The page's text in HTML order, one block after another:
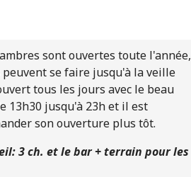
sont ouvertes toute l'année,
se faire jusqu'à la veille
tous les jours avec le beau
13h30 jusqu'à 23h et il est
son ouverture plus tôt.
3 ch. et le bar + terrain pour les